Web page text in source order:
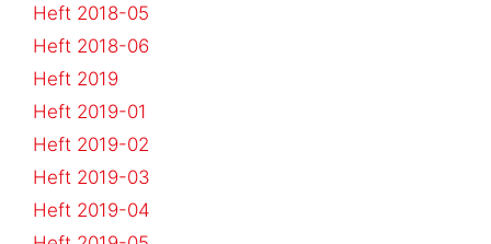
Heft 2018-05
Heft 2018-06
Heft 2019
Heft 2019-01
Heft 2019-02
Heft 2019-03
Heft 2019-04